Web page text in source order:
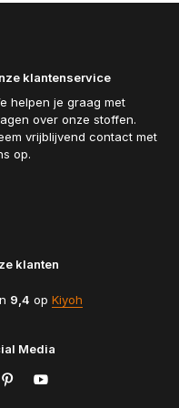
klantenservice
helpen je graag met
over onze stoffen.
vrijblijvend contact met
op.
klanten
9,4 op Kiyoh
Media